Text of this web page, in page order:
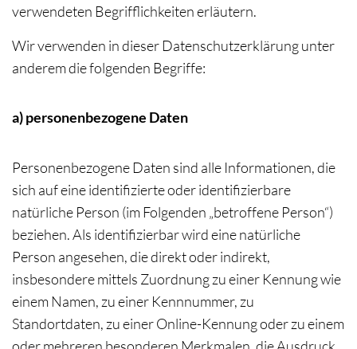
verwendeten Begrifflichkeiten erläutern.
Wir verwenden in dieser Datenschutzerklärung unter
anderem die folgenden Begriffe:
a) personenbezogene Daten
Personenbezogene Daten sind alle Informationen, die
sich auf eine identifizierte oder identifizierbare
natürliche Person (im Folgenden „betroffene Person“)
beziehen. Als identifizierbar wird eine natürliche
Person angesehen, die direkt oder indirekt,
insbesondere mittels Zuordnung zu einer Kennung wie
einem Namen, zu einer Kennnummer, zu
Standortdaten, zu einer Online-Kennung oder zu einem